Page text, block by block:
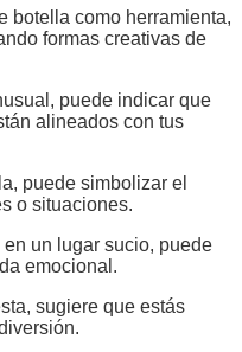
botella como herramienta,
formas creativas de
puede indicar que
alineados con tus
puede simbolizar el
o situaciones.
un lugar sucio, puede
emocional.
sugiere que estás